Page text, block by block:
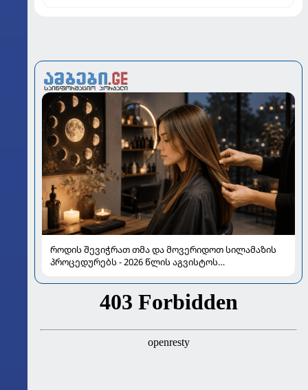
როდის შევიჭრათ თმა და მოვერიდოთ სილამაზის
პროცედურებს - 2026 წლის აგვისტოს